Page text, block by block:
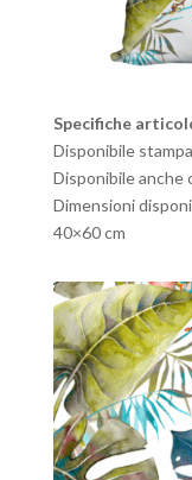
Specifiche
Disponibile
Disponibile anche
Dimensioni
40×60 cm